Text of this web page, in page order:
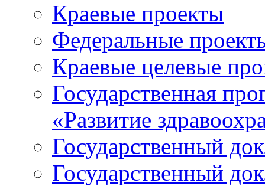
Краевые проекты
Федеральные
Краевые целевые
Государственная
«Развитие
Государственный
Государственный